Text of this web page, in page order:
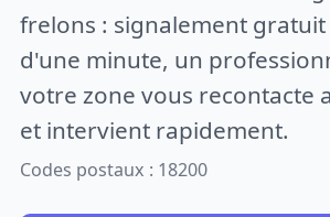
frelons : signalement
d'une minute, un
votre zone vous recontacte
et intervient rapidement.
Codes postaux : 18200